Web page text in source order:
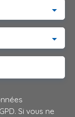
Si vous ne